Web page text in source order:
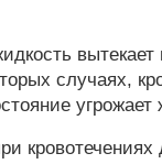
случаях,
угрожает